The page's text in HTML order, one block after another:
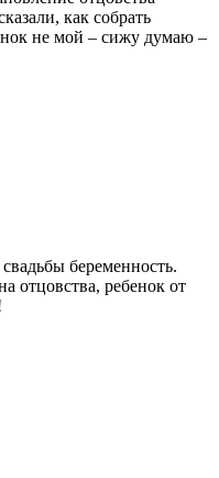
как собрать
не мой – сижу думаю –
беременность.
отцовства, ребенок от